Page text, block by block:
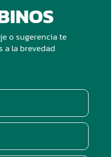
o sugerencia te
a la brevedad